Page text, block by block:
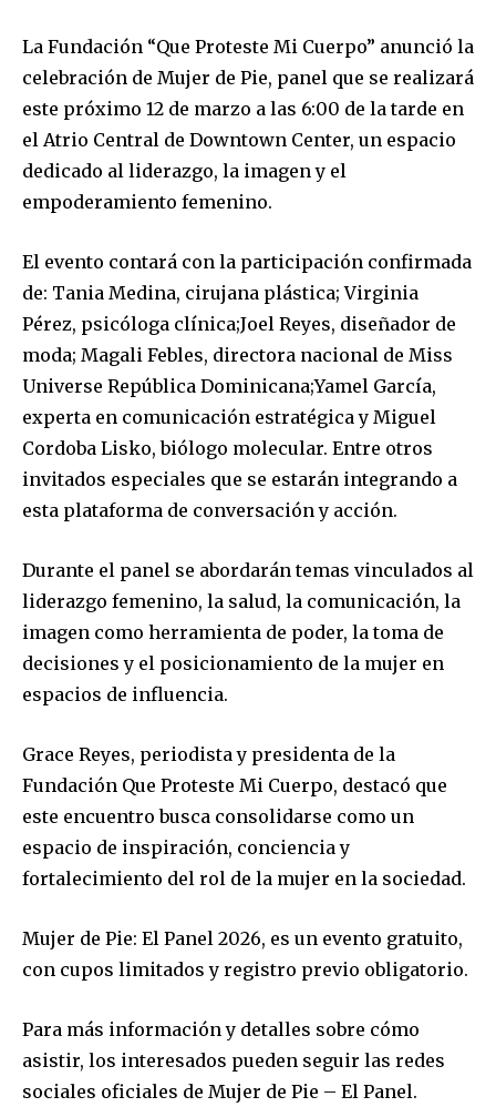
La Fundación “Que Proteste Mi Cuerpo” anunció la
celebración de Mujer de Pie, panel que se realizará
este próximo 12 de marzo a las 6:00 de la tarde en
el Atrio Central de Downtown Center, un espacio
dedicado al liderazgo, la imagen y el
empoderamiento femenino.
El evento contará con la participación confirmada
de: Tania Medina, cirujana plástica; Virginia
Pérez, psicóloga clínica;Joel Reyes, diseñador de
moda; Magali Febles, directora nacional de Miss
Universe República Dominicana;Yamel García,
experta en comunicación estratégica y Miguel
Cordoba Lisko, biólogo molecular. Entre otros
invitados especiales que se estarán integrando a
esta plataforma de conversación y acción.
Durante el panel se abordarán temas vinculados al
liderazgo femenino, la salud, la comunicación, la
imagen como herramienta de poder, la toma de
decisiones y el posicionamiento de la mujer en
espacios de influencia.
Grace Reyes, periodista y presidenta de la
Fundación Que Proteste Mi Cuerpo, destacó que
este encuentro busca consolidarse como un
espacio de inspiración, conciencia y
fortalecimiento del rol de la mujer en la sociedad.
Mujer de Pie: El Panel 2026, es un evento gratuito,
con cupos limitados y registro previo obligatorio.
Para más información y detalles sobre cómo
asistir, los interesados pueden seguir las redes
sociales oficiales de Mujer de Pie – El Panel.